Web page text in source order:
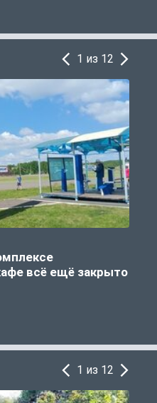
1 из 12
всё ещё закрыто
1 из 12